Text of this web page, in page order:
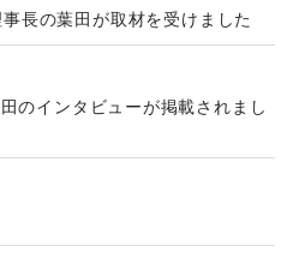
長の葉田が取材を受けました
のインタビューが掲載されまし